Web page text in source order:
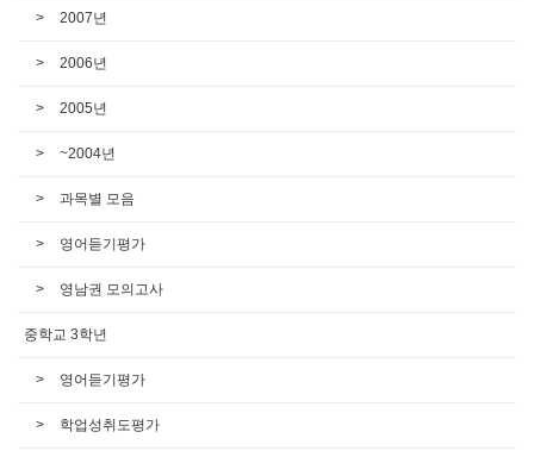
2007년
2006년
2005년
~2004년
과목별 모음
영어듣기평가
영남권 모의고사
중학교 3학년
영어듣기평가
학업성취도평가